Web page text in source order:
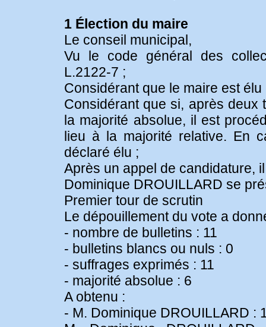
1 Élection du maire
Le conseil municipal,
Vu le code général des
L.2122-7 ;
Considérant que le maire est
Considérant que si, après deux
la majorité absolue, il est
lieu à la majorité relative. En
déclaré élu ;
Après un appel de candidature,
Dominique DROUILLARD se
Premier tour de scrutin
Le dépouillement du vote a
- nombre de bulletins : 11
- bulletins blancs ou nuls : 0
- suffrages exprimés : 11
- majorité absolue : 6
A obtenu :
- M. Dominique DROUILLARD :